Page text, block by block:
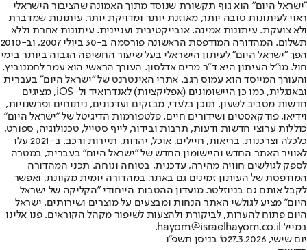
"ישראל היום" הוא גוף תקשורת שנוסד מתוך האמונה שהציבור הישראלי
ראוי לעיתונות טובה יותר, מאוזנת יותר ומדויקת יותר. עיתונות שמדברת
ולא צועקת. עיתונות אמינה, אובייקטיבית ועניינית. עיתונות אחרת וללא
תשלום. המהדורה המודפסת הראשונה פורסמה ב-30 ביולי 2007, וב-2010
הפך "ישראל היום" לעיתון הישראלי בעל שיעור החשיפה הגבוה ביותר בימי
חול. מו"ל העיתון היא ד"ר מרים אדלסון. העורך הראשי הוא עמר לחמנוביץ,
והעורך המייסד הוא עמוס רגב. אתרי האינטרנט של "ישראל היום" בעברית
ובאנגלית, כמו כן היישומונים (אפליקציות) לאנדרואיד ול-iOS, מציגים
חדשות מסביב לשעון, תוכן בלעדי, מבזקים ועדכונים, ניתוחים ופרשנויות,
וידיאו, פודקאסטים ושידורים חיים. פלטפורמות הדיגיטל של "ישראל היום"
כוללות ערוצי חדשות ודעות, תרבות ובידור, לייף סטייל, טכנולוגיה, ספורט,
כלכלה וצרכנות, בריאות, חיילים, אוכל, יהדות, תיירות ורכב. ב-2021 עלו
לאוויר האתר החדש והיישומון החדש של "ישראל היום" בעברית, במטרה
לספק לגולשים חוויה מהירה, עדכנית, בטוחה ונוחה. תכני המהדורה
המודפסת של העיתון זמינים גם באתר, במהדורה יומית מקוונת, ואפשר
לקבל אותם גם בניוזלטר. מועדון ההטבות הייחודי "הקליקה של ישראל
היום" מציע לגולשי האתר הנחות ומבצעים על מוצרים ושירותים. ישראל
היום פתוח להערות, לביקורת ולהצעות לשיפור מקהל הקוראים. פנו אלינו
במייל hayom@israelhayom.co.il.
יום שישי, 27.3.2026
ט' בניסן תשפ"ו